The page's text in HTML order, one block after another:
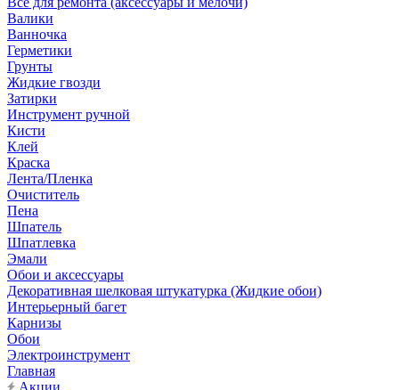
Валики
Ванночка
Герметики
Грунты
Жидкие гвозди
Затирки
Инструмент ручной
Кисти
Клей
Краска
Лента/Пленка
Очиститель
Пена
Шпатель
Шпатлевка
Эмали
Обои и аксессуары
Декоративная шелковая штукатурка (Жидкие обои)
Интерьерный багет
Карнизы
Обои
Электроинструмент
Главная
Акции